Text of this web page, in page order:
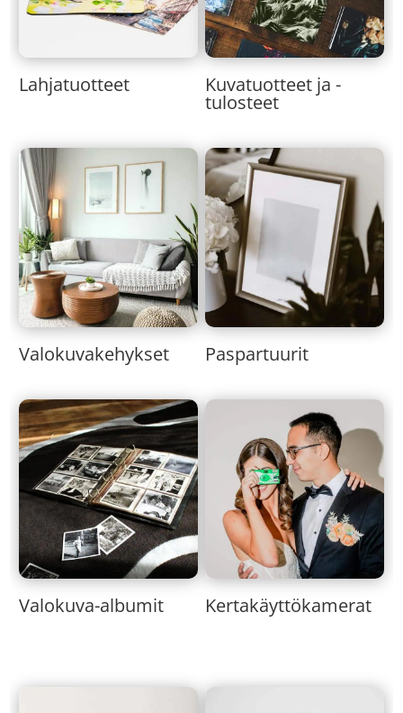
Lahjatuotteet Kuvatuotteet ja -
tulosteet
Valokuvakehykset Paspartuurit
Valokuva-albumit Kertakäyttökamerat